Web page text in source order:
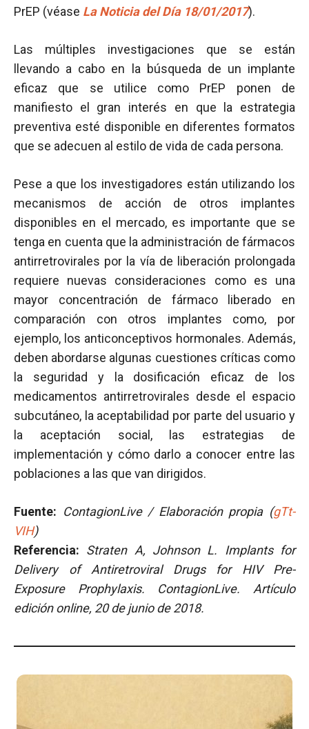
PrEP (véase La Noticia del Día 18/01/2017).
Las múltiples investigaciones que se están
llevando a cabo en la búsqueda de un implante
eficaz que se utilice como PrEP ponen de
manifiesto el gran interés en que la estrategia
preventiva esté disponible en diferentes formatos
que se adecuen al estilo de vida de cada persona.
Pese a que los investigadores están utilizando los
mecanismos de acción de otros implantes
disponibles en el mercado, es importante que se
tenga en cuenta que la administración de fármacos
antirretrovirales por la vía de liberación prolongada
requiere nuevas consideraciones como es una
mayor concentración de fármaco liberado en
comparación con otros implantes como, por
ejemplo, los anticonceptivos hormonales. Además,
deben abordarse algunas cuestiones críticas como
la seguridad y la dosificación eficaz de los
medicamentos antirretrovirales desde el espacio
subcutáneo, la aceptabilidad por parte del usuario y
la aceptación social, las estrategias de
implementación y cómo darlo a conocer entre las
poblaciones a las que van dirigidos.
Fuente: ContagionLive / Elaboración propia (gTt-
VIH)
Referencia: Straten A, Johnson L.
Implants for
Delivery of Antiretroviral Drugs for HIV Pre-
Exposure Prophylaxis. ContagionLive. Artículo
edición online, 20 de junio de 2018.